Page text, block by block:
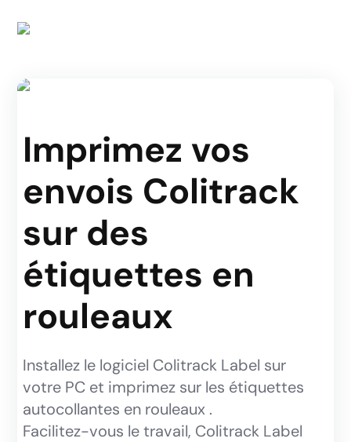
Imprimez vos
envois Colitrack
sur des
étiquettes en
rouleaux
Installez le logiciel Colitrack Label sur
votre PC et imprimez sur les étiquettes
autocollantes en rouleaux .
Facilitez-vous le travail, Colitrack Label